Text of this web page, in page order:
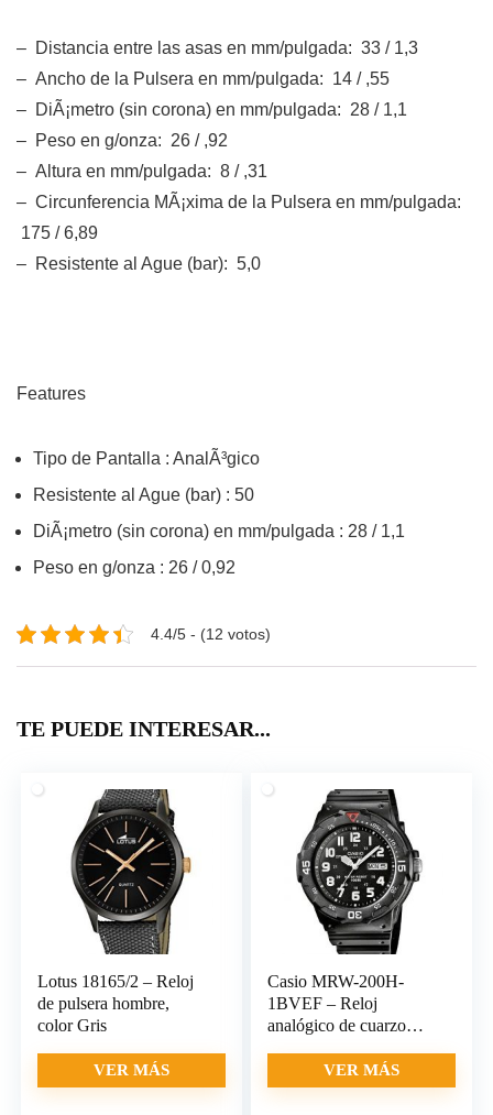
– Distancia entre las asas en mm/pulgada: 33 / 1,3
– Ancho de la Pulsera en mm/pulgada: 14 / ,55
– DiÃ¡metro (sin corona) en mm/pulgada: 28 / 1,1
– Peso en g/onza: 26 / ,92
– Altura en mm/pulgada: 8 / ,31
– Circunferencia MÃ¡xima de la Pulsera en mm/pulgada:
175 / 6,89
– Resistente al Ague (bar): 5,0
Features
Tipo de Pantalla : AnalÃ³gico
Resistente al Ague (bar) : 50
DiÃ¡metro (sin corona) en mm/pulgada : 28 / 1,1
Peso en g/onza : 26 / 0,92
4.4/5 - (12 votos)
TE PUEDE INTERESAR...
Lotus 18165/2 – Reloj
de pulsera hombre,
color Gris
VER MÁS
Casio MRW-200H-
1BVEF – Reloj
analógico de cuarzo
VER MÁS